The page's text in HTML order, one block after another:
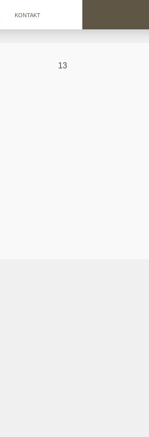
KONTAKT
13